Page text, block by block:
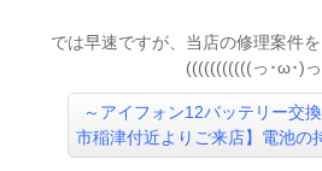
では早速ですが、当店の修理案件
(((((((((((っ･ω･)っ
～アイフォン12バッテリー交
市稲津付近よりご来店】電池の